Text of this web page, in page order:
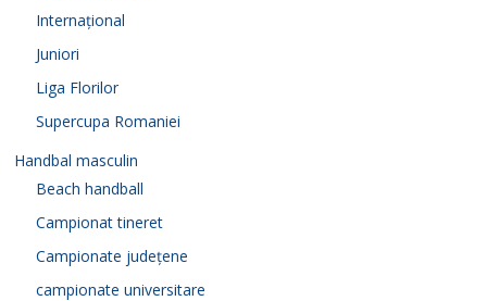
Internațional
Juniori
Liga Florilor
Supercupa Romaniei
Handbal masculin
Beach handball
Campionat tineret
Campionate județene
campionate universitare